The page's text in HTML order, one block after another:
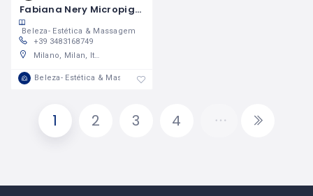
Fabiana Nery Micropigmentação
Beleza- Estética & Massagem
+39 3483168749
Milano, Milan, Italy
Beleza- Estética & Massagem
1 2 3 4